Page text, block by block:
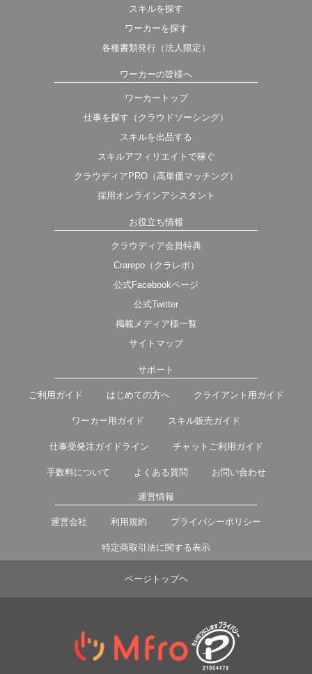
スキルを探す
ワーカーを探す
各種書類発行（法人限定）
ワーカーの皆様へ
ワーカートップ
仕事を探す（クラウドソーシング）
スキルを出品する
スキルアフィリエイトで稼ぐ
クラウディアPRO（高単価マッチング）
採用オンラインアシスタント
お役立ち情報
クラウディア会員特典
Crarepo（クラレポ）
公式Facebookページ
公式Twitter
掲載メディア様一覧
サイトマップ
サポート
ご利用ガイド はじめての方へ クライアント用ガイド
ワーカー用ガイド スキル販売ガイド
仕事受発注ガイドライン チャットご利用ガイド
手数料について よくある質問 お問い合わせ
運営情報
運営会社 利用規約 プライバシーポリシー
特定商取引法に関する表示
ページトップヘ